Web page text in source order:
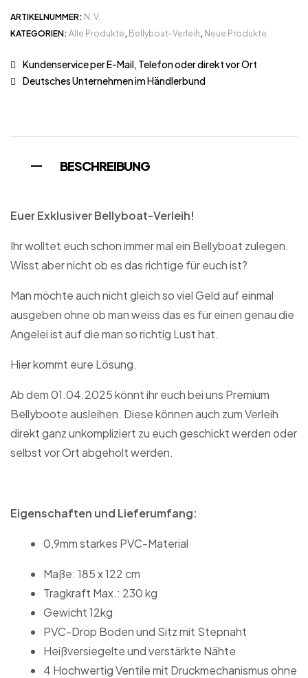
ARTIKELNUMMER: N. V.
KATEGORIEN: Alle Produkte, Bellyboat-Verleih, Neue Produkte
Kundenservice per E-Mail, Telefon oder direkt vor Ort
Deutsches Unternehmen im Händlerbund
BESCHREIBUNG
Euer Exklusiver Bellyboat-Verleih!
Ihr wolltet euch schon immer mal ein Bellyboat zulegen.
Wisst aber nicht ob es das richtige für euch ist?
Man möchte auch nicht gleich so viel Geld auf einmal
ausgeben ohne ob man weiss das es für einen genau die
Angelei ist auf die man so richtig Lust hat.
Hier kommt eure Lösung.
Ab dem 01.04.2025 könnt ihr euch bei uns Premium
Bellyboote ausleihen. Diese können auch zum Verleih
direkt ganz unkompliziert zu euch geschickt werden oder
selbst vor Ort abgeholt werden.
Eigenschaften und Lieferumfang:
0,9mm starkes PVC-Material
Maße: 185 x 122 cm
Tragkraft Max.: 230 kg
Gewicht 12kg
PVC-Drop Boden und Sitz mit Stepnaht
Heißversiegelte und verstärkte Nähte
4 Hochwertig Ventile mit Druckmechanismus ohne